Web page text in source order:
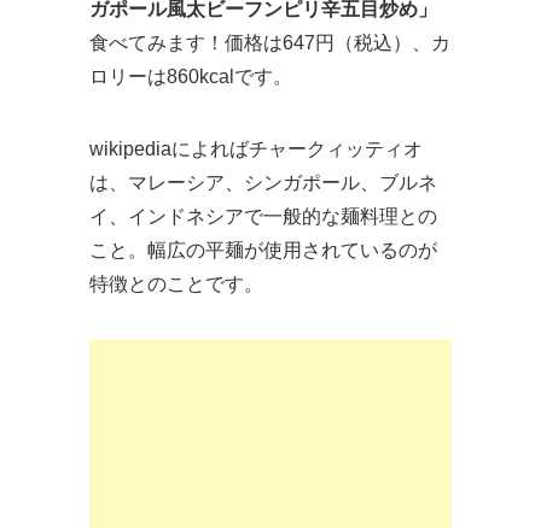
ガポール風太ビーフンピリ辛五目炒め」
食べてみます！価格は647円（税込）、カ
ロリーは860kcalです。
wikipediaによればチャークィッティオ
は、マレーシア、シンガポール、ブルネ
イ、インドネシアで一般的な麺料理との
こと。幅広の平麺が使用されているのが
特徴とのことです。